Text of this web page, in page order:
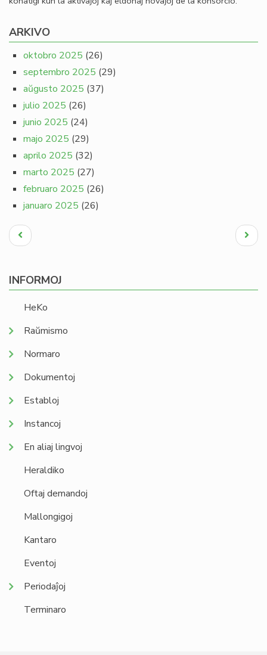
ARKIVO
oktobro 2025 (26)
septembro 2025 (29)
aŭgusto 2025 (37)
julio 2025 (26)
junio 2025 (24)
majo 2025 (29)
aprilo 2025 (32)
marto 2025 (27)
februaro 2025 (26)
januaro 2025 (26)
Pagination
Antaŭa
paĝo
Next
page
INFORMOJ
HeKo
Raŭmismo
Normaro
Dokumentoj
Establoj
Instancoj
En aliaj lingvoj
Heraldiko
Oftaj demandoj
Mallongigoj
Kantaro
Eventoj
Periodaĵoj
Terminaro